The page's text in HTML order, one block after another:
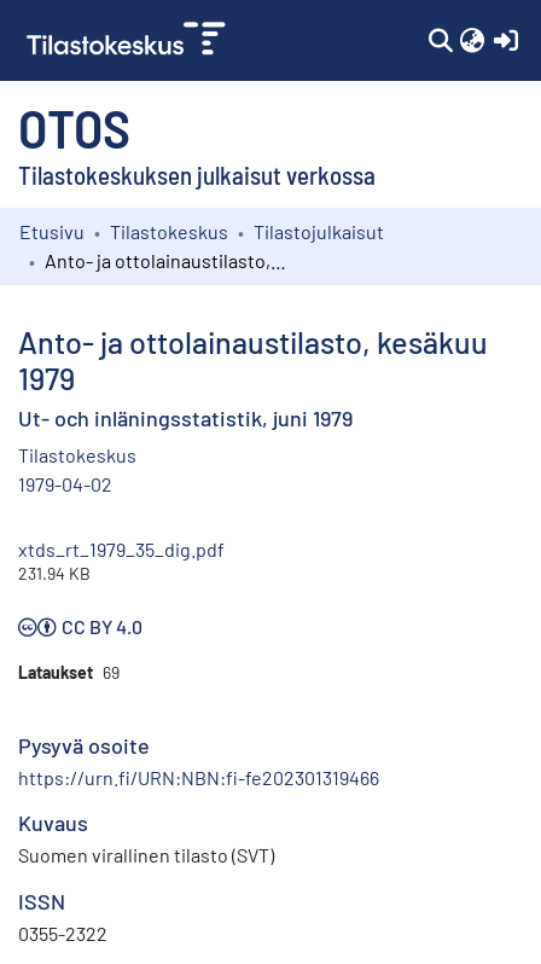
OTOS
Tilastokeskuksen julkaisut verkossa
Kokoelmat
Etusivu Tilastokeskus
Tilastojulkaisut
Anto- ja ottolainaustilasto, kesäkuu
1979
Ut- och inläningsstatistik, juni 1979
Tilastokeskus
1979-04-02
xtds_rt_1979_35_dig.pdf
231.94 KB
CC BY 4.0
Lataukset 69
Pysyvä osoite
https://urn.fi/URN:NBN:fi-fe202301319466
Kuvaus
Suomen virallinen tilasto (SVT)
ISSN
0355-2322